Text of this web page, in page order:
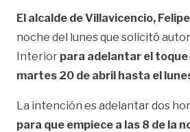
El alcalde de Villavicencio,
noche del lunes que solicitó
Interior para adelantar el
martes 20 de abril hasta el
La intención es adelantar dos
para que empiece a las 8 de la